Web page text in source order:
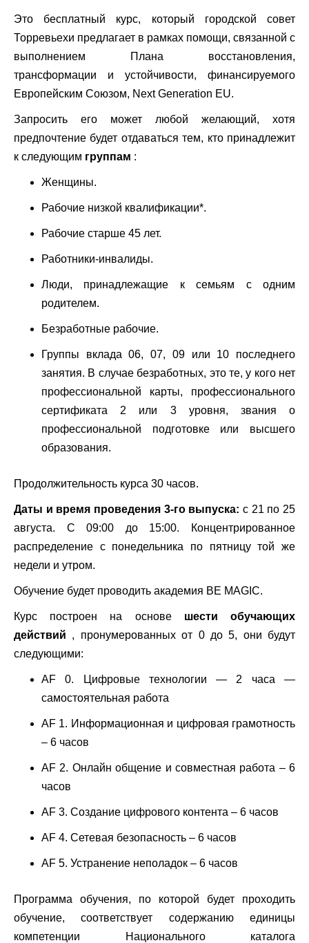
Это бесплатный курс, который городской совет
Торревьехи предлагает в рамках помощи, связанной с
выполнением Плана восстановления,
трансформации и устойчивости, финансируемого
Европейским Союзом, Next Generation EU.
Запросить его может любой желающий, хотя
предпочтение будет отдаваться тем, кто принадлежит
к следующим группам :
Женщины.
Рабочие низкой квалификации*.
Рабочие старше 45 лет.
Работники-инвалиды.
Люди, принадлежащие к семьям с одним
родителем.
Безработные рабочие.
Группы вклада 06, 07, 09 или 10 последнего
занятия. В случае безработных, это те, у кого нет
профессиональной карты, профессионального
сертификата 2 или 3 уровня, звания о
профессиональной подготовке или высшего
образования.
Продолжительность курса 30 часов.
Даты и время проведения 3-го выпуска: с 21 по 25
августа. С 09:00 до 15:00. Концентрированное
распределение с понедельника по пятницу той же
недели и утром.
Обучение будет проводить академия BE MAGIC.
Курс построен на основе шести обучающих
действий , пронумерованных от 0 до 5, они будут
следующими:
AF 0. Цифровые технологии — 2 часа —
самостоятельная работа
AF 1. Информационная и цифровая грамотность
– 6 часов
AF 2. Онлайн общение и совместная работа – 6
часов
AF 3. Создание цифрового контента – 6 часов
AF 4. Сетевая безопасность – 6 часов
AF 5. Устранение неполадок – 6 часов
Программа обучения, по которой будет проходить
обучение, соответствует содержанию единицы
компетенции Национального каталога